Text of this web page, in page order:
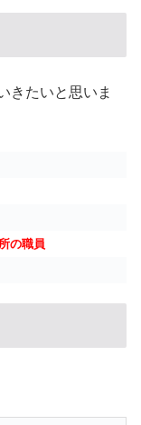
きたいと思いま
の職員